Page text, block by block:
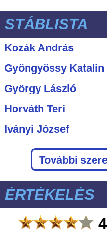
STÁBLISTA
Kozák András
Gyöngyössy Katalin
György László
Horváth Teri
Iványi József
További
ÉRTÉKELÉS